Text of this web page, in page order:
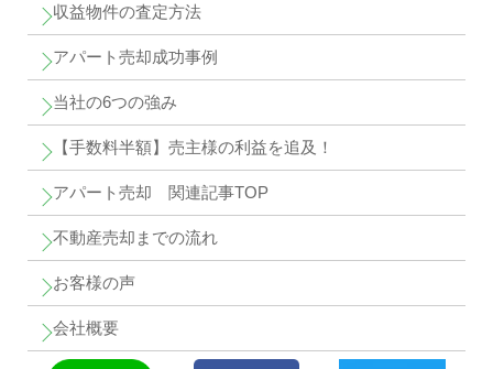
収益物件の査定方法
アパート売却成功事例
当社の6つの強み
【手数料半額】売主様の利益を追及！
アパート売却 関連記事TOP
不動産売却までの流れ
お客様の声
会社概要